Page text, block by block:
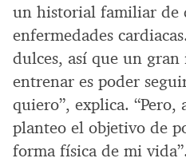
un historial familiar de
enfermedades
dulces, así que un
entrenar es poder
quiero”, explica. “Pero,
planteo el objetivo de
forma física de mi vida”.